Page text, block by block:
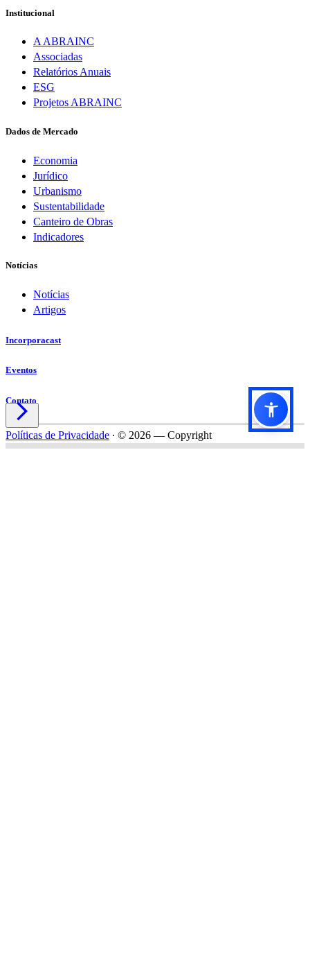
Institucional
A ABRAINC
Associadas
Relatórios Anuais
ESG
Projetos ABRAINC
Dados de Mercado
Economia
Jurídico
Urbanismo
Sustentabilidade
Canteiro de Obras
Indicadores
Notícias
Notícias
Artigos
Incorporacast
Eventos
Contato

Políticas de Privacidade ∙ © 2026 — Copyright